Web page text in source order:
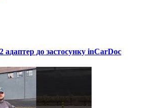
адаптер до застосунку inCarDoc